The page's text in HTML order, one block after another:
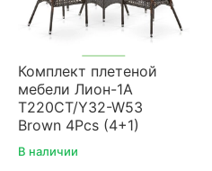
Комплект плетеной
мебели Лион-1A
T220CT/Y32-W53
Brown 4Pcs (4+1)
В наличии